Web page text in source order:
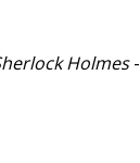
Holmes-